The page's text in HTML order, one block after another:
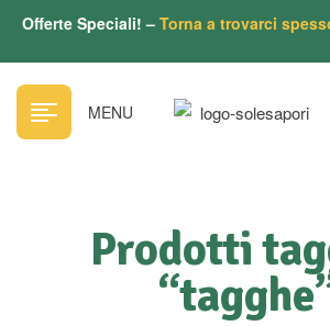
Offerte Speciali! – Torna a trovarci
MENU
Prodotti